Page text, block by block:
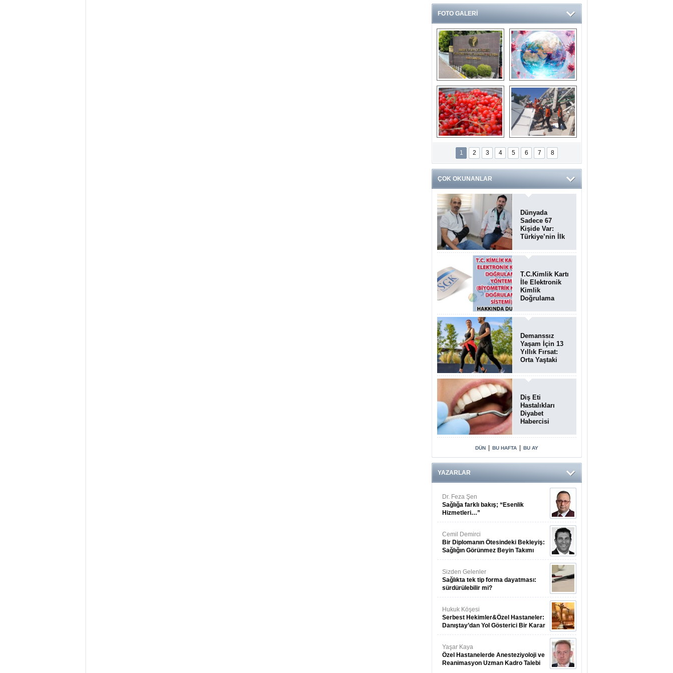
FOTO GALERİ
Ve burası da bir
devlet hastanesi
14 soruda
Koronavirüs
hakkında kendinizi
test edin...
Gilaburu meyvesi
kanserden koruyor
Endonezya’daki
deprem: Ölü sayısı
bin 203'e yükseldi
1 2 3 4 5 6 7 8
ÇOK OKUNANLAR
Dünyada
Sadece 67
Kişide Var:
Türkiye’nin İlk
Sendromu
Vakası
Teşhis Edildi
T.C.Kimlik Kartı
İle Elektronik
Kimlik
Doğrulama
(Biyometrik
Kimlik
Sistemi)
07.08.2026
Demanssız
Yaşam İçin 13
Yıllık Fırsat:
Orta Yaştaki
Beyin Sağlığını
Belirliyor
Diş Eti
Hastalıkları
Diyabet
Habercisi
Sağlığı Ve
Şeker
Yönlü Bağ
DÜN BU HAFTA BU AY
YAZARLAR
Dr. Feza Şen
Sağlığa farklı bakış; “Esenlik
Hizmetleri…”
Cemil Demirci
Bir Diplomanın Ötesindeki Bekleyiş:
Sağlığın Görünmez Beyin Takımı
Sizden Gelenler
Sağlıkta tek tip forma dayatması:
sürdürülebilir mi?
Hukuk Köşesi
Serbest Hekimler&Özel Hastaneler:
Danıştay’dan Yol Gösterici Bir Karar
Yaşar Kaya
Özel Hastanelerde Anesteziyoloji ve
Reanimasyon Uzman Kadro Talebi